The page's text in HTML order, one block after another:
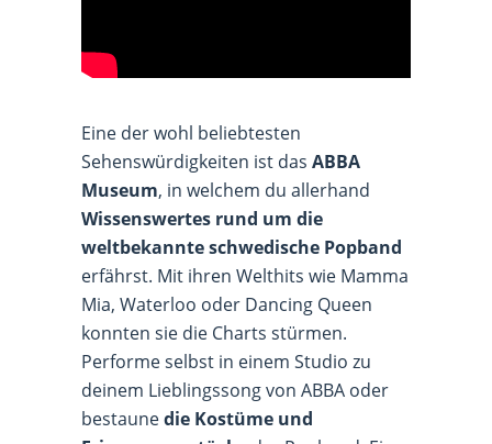
Eine der wohl beliebtesten
Sehenswürdigkeiten ist das ABBA
Museum, in welchem du allerhand
Wissenswertes rund um die
weltbekannte schwedische Popband
erfährst. Mit ihren Welthits wie Mamma
Mia, Waterloo oder Dancing Queen
konnten sie die Charts stürmen.
Performe selbst in einem Studio zu
deinem Lieblingssong von ABBA oder
bestaunedie Kostüme und